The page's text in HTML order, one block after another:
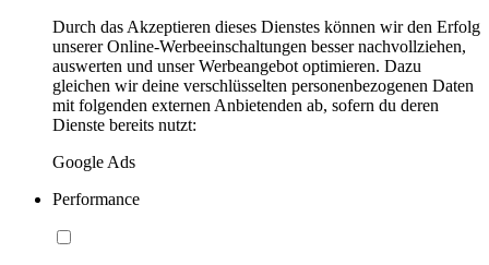
Durch das Akzeptieren dieses Dienstes können wir den Erfolg
unserer Online-Werbeeinschaltungen besser nachvollziehen,
auswerten und unser Werbeangebot optimieren. Dazu
gleichen wir deine verschlüsselten personenbezogenen Daten
mit folgenden externen Anbietenden ab, sofern du deren
Dienste bereits nutzt:
Google Ads
Performance